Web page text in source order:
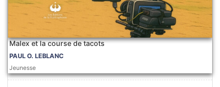
Malex et la course de tacots
PAUL O. LEBLANC
Jeunesse